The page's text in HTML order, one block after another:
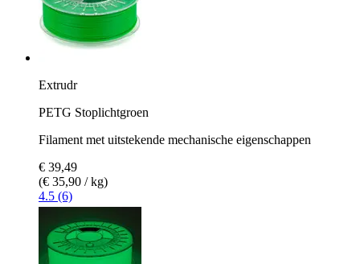
Extrudr
PETG Stoplichtgroen
Filament met uitstekende mechanische eigenschappen
€ 39,49
(€ 35,90 / kg)
4.5 (6)